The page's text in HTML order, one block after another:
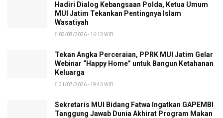
Hadiri Dialog Kebangsaan Polda, Ketua Umum
MUI Jatim Tekankan Pentingnya Islam
Wasatiyah
03/08/2026 - 16:13 WIB
Tekan Angka Perceraian, PPRK MUI Jatim Gelar
Webinar “Happy Home” untuk Bangun Ketahanan
Keluarga
31/07/2026 - 19:43 WIB
Sekretaris MUI Bidang Fatwa Ingatkan GAPEMBI
Tanggung Jawab Dunia Akhirat Program Makan